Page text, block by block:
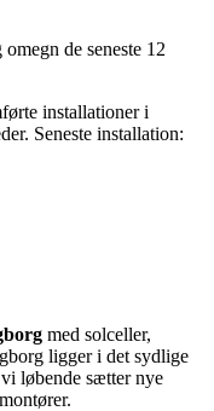
de seneste 12
installationer i
Seneste installation:
med solceller,
ligger i det sydlige
løbende sætter nye